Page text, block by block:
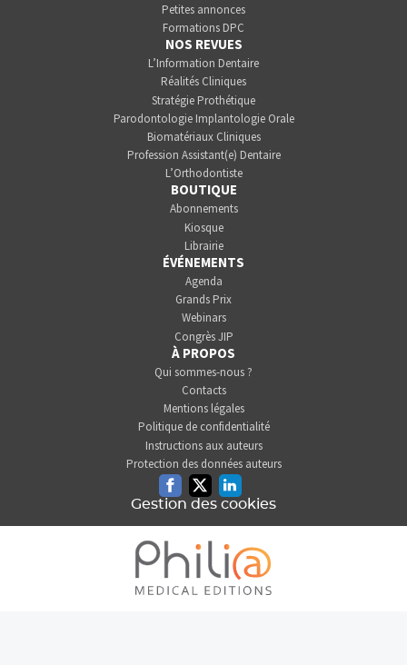
Petites annonces
Formations DPC
NOS REVUES
L’Information Dentaire
Réalités Cliniques
Stratégie Prothétique
Parodontologie Implantologie Orale
Biomatériaux Cliniques
Profession Assistant(e) Dentaire
L’Orthodontiste
BOUTIQUE
Abonnements
Kiosque
Librairie
ÉVÉNEMENTS
Agenda
Grands Prix
Webinars
Congrès JIP
À PROPOS
Qui sommes-nous ?
Contacts
Mentions légales
Politique de confidentialité
Instructions aux auteurs
Protection des données auteurs
FacebookTwitterLinkedin
Gestion des cookies